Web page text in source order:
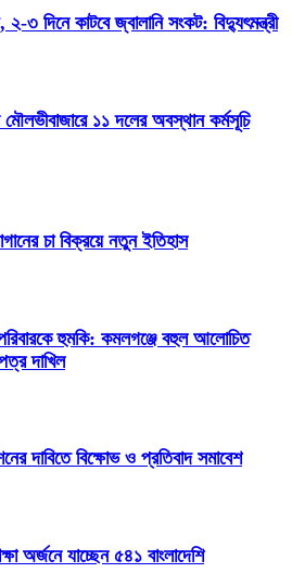
৩ দিনে কাটবে জ্বালানি সংকট: বিদ্যুৎমন্ত্রী
১১ দলের অবস্থান কর্মসূচি
চা বিক্রয়ে নতুন ইতিহাস
হুমকি: কমলগঞ্জে বহুল আলোচিত
দাখিল
দাবিতে বিক্ষোভ ও প্রতিবাদ সমাবেশ
অর্জনে যাচ্ছেন ৫৪১ বাংলাদেশি